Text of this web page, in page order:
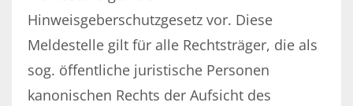
Hinweisgeberschutzgesetz vor. Diese
Meldestelle gilt für alle Rechtsträger, die als
sog. öffentliche juristische Personen
kanonischen Rechts der Aufsicht des